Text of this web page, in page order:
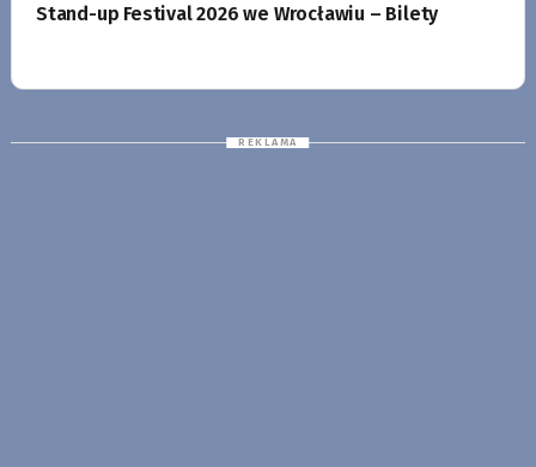
Stand-up Festival 2026 we Wrocławiu – Bilety